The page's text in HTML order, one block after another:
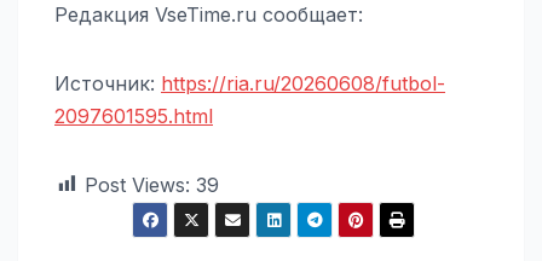
Редакция VseTime.ru сообщает:
Источник: https://ria.ru/20260608/futbol-
2097601595.html
Post Views: 39